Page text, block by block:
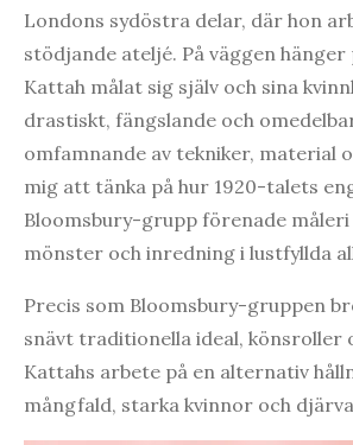
Londons sydöstra delar, där hon
stödjande ateljé. På väggen
Kattah målat sig själv och sina
drastiskt, fängslande och
omfamnande av tekniker, material
mig att tänka på hur 1920-talets
Bloomsbury-grupp förenade måleri
mönster och inredning i lustfyllda
Precis som Bloomsbury-gruppen
snävt traditionella ideal, könsroller
Kattahs arbete på en alternativ
mångfald, starka kvinnor och